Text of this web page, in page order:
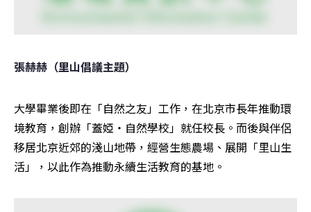
張赫赫（里山倡議主題）
大學畢業後即在「自然之友」工作，在北京市長年推動環
境教育，創辦「蓋婭・自然學校」就任校長。而後與伴侶
移居北京近郊的淺山地帶，經營生態農場、展開「里山生
活」，以此作為推動永續生活教育的基地。